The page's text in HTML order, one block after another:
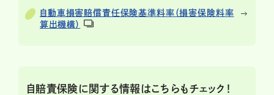
自動車損害賠償責任保険基準料率（損害保険料率
算出機構）
自賠責保険に関する情報はこちらもチェック！